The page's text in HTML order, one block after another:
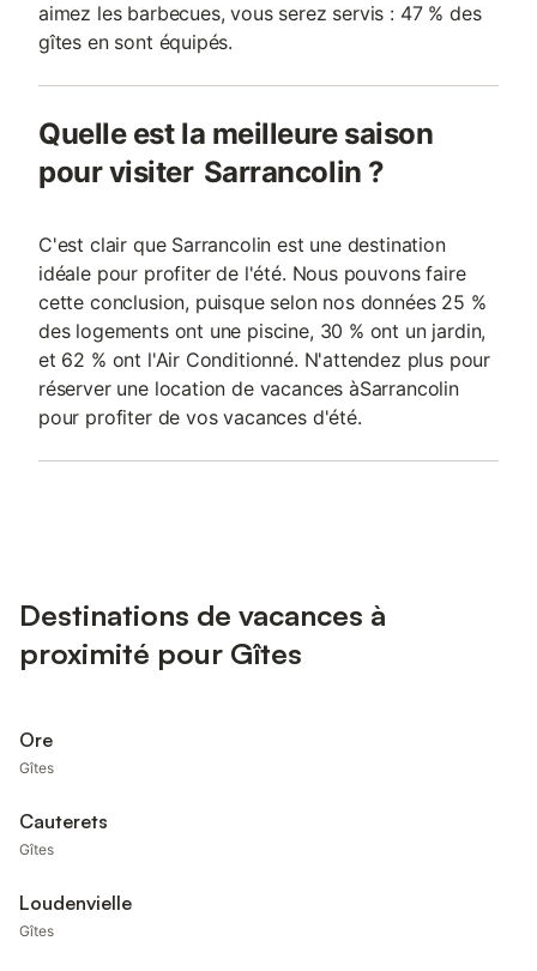
aimez les barbecues, vous serez servis : 47 % des
gîtes en sont équipés.
Quelle est la meilleure saison
pour visiter Sarrancolin ?
C'est clair que Sarrancolin est une destination
idéale pour profiter de l'été. Nous pouvons faire
cette conclusion, puisque selon nos données 25 %
des logements ont une piscine, 30 % ont un jardin,
et 62 % ont l'Air Conditionné. N'attendez plus pour
réserver une location de vacances àSarrancolin
pour profiter de vos vacances d'été.
Destinations de vacances à
proximité pour Gîtes
Ore
Gîtes
Cauterets
Gîtes
Loudenvielle
Gîtes